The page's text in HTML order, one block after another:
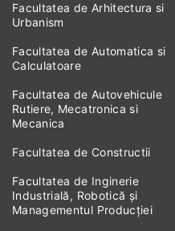
Facultatea de Arhitectura si
Urbanism
Facultatea de Automatica si
Calculatoare
Facultatea de Autovehicule
Rutiere, Mecatronica si
Mecanica
Facultatea de Constructii
Facultatea de Inginerie
Industrială, Robotică și
Managementul Producției